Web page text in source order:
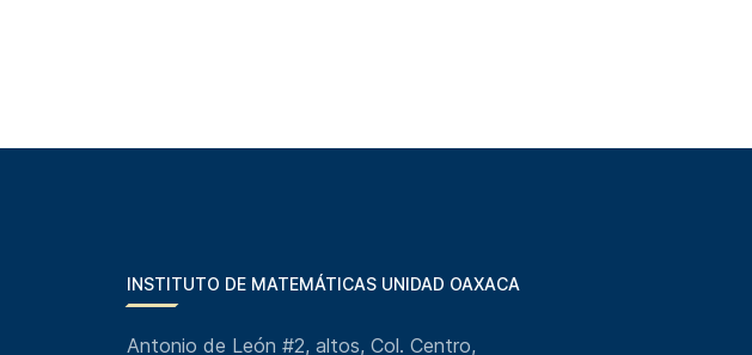
INSTITUTO DE MATEMÁTICAS UNIDAD OAXACA
Antonio de León #2, altos, Col. Centro,